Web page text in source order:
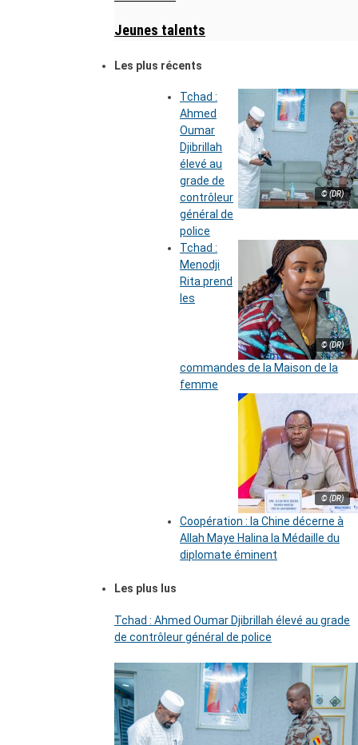
Jeunes talents
Les plus récents
© (DR)
Tchad :
Ahmed
Oumar
Djibrillah
élevé au
grade de
contrôleur
général de
police
© (DR)
Tchad :
Menodji
Rita prend
les
commandes de la Maison de la
femme
© (DR)
Coopération : la Chine décerne à
Allah Maye Halina la Médaille du
diplomate éminent
Les plus lus
Tchad : Ahmed Oumar Djibrillah élevé au grade
de contrôleur général de police